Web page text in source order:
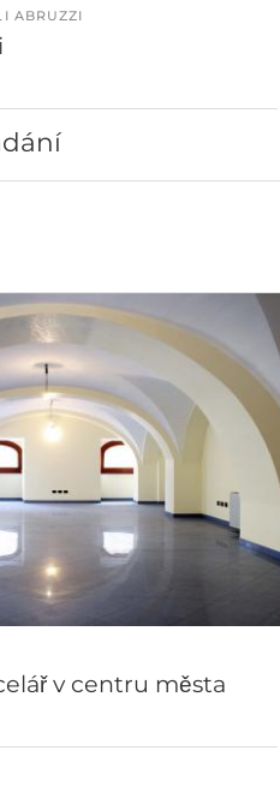
ABRUZZI
v centru města